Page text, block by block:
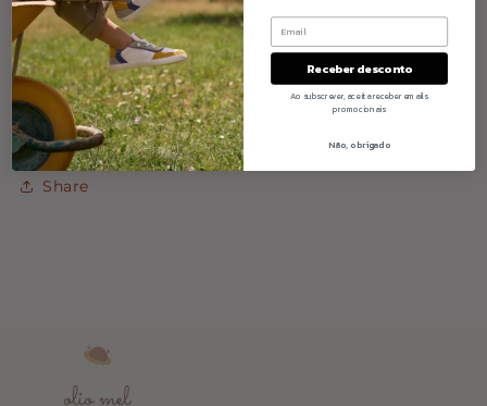
Materiais
Dimensão
Cuidados a ter
Share
Receber desconto
Ao subscrever, aceita receber emails
promocionais
Não, obrigado